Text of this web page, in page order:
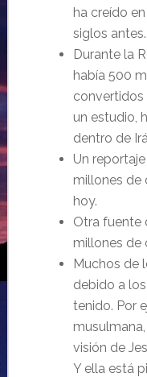
ha creído
siglos antes.
Durante la
había 500
convertidos
un estudio,
dentro de
Un
millones de
hoy.
Otra fuente
millones de
Muchos de
debido a
tenido. Por
visión de
Y ella está